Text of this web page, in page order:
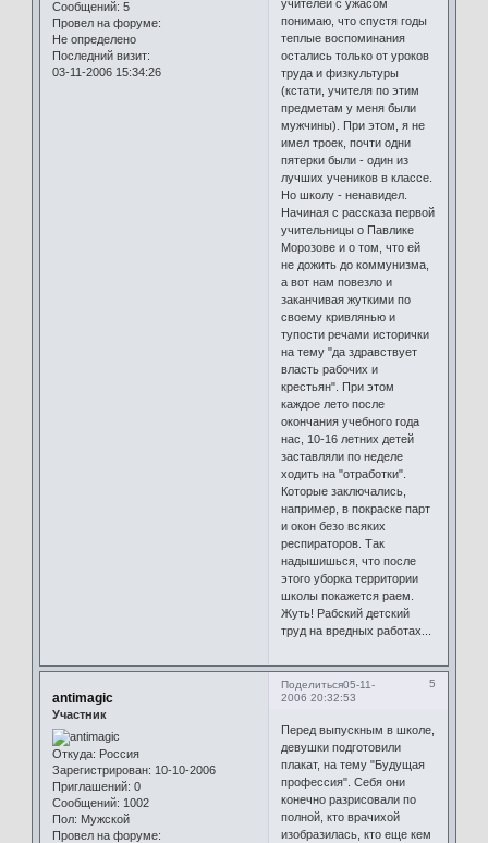
Сообщений: 5
Провел на форуме:
Не определено
Последний визит:
03-11-2006 15:34:26
учителей с ужасом
понимаю, что спустя годы
теплые воспоминания
остались только от уроков
труда и физкультуры
(кстати, учителя по этим
предметам у меня были
мужчины). При этом, я не
имел троек, почти одни
пятерки были - один из
лучших учеников в классе.
Но школу - ненавидел.
Начиная с рассказа первой
учительницы о Павлике
Морозове и о том, что ей
не дожить до коммунизма,
а вот нам повезло и
заканчивая жуткими по
своему кривлянью и
тупости речами исторички
на тему "да здравствует
власть рабочих и
крестьян". При этом
каждое лето после
окончания учебного года
нас, 10-16 летних детей
заставляли по неделе
ходить на "отработки".
Которые заключались,
например, в покраске парт
и окон безо всяких
респираторов. Так
надышишься, что после
этого уборка территории
школы покажется раем.
Жуть! Рабский детский
труд на вредных работах...
Поделиться 5
05-11-
2006 20:32:53
antimagic
Участник
Откуда: Россия
Зарегистрирован: 10-10-2006
Приглашений: 0
Сообщений: 1002
Пол: Мужской
Провел на форуме:
Перед выпускным в школе,
девушки подготовили
плакат, на тему "Будущая
профессия". Себя они
конечно разрисовали по
полной, кто врачихой
изобразилась, кто еще кем